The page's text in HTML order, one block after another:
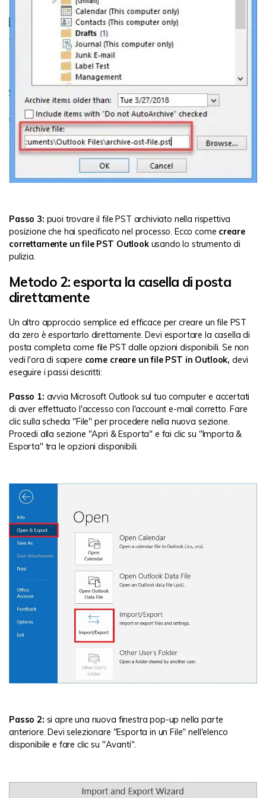
Passo 3: puoi trovare il file PST archiviato nella rispettiva
posizione che hai specificato nel processo. Ecco come creare
correttamente un file PST Outlookusando lo strumento di
pulizia.
Metodo 2: esporta la casella di posta
direttamente
Un altro approccio semplice ed efficace per creare un file PST
da zero è esportarlo direttamente. Devi esportare la casella di
posta completa come file PST dalle opzioni disponibili. Se non
vedi l'ora di sapere come creare un file PST in Outlook, devi
eseguire i passi descritti:
Passo 1: avvia Microsoft Outlook sul tuo computer e accertati
di aver effettuato l'accesso con l'account e-mail corretto. Fare
clic sulla scheda "File" per procedere nella nuova sezione.
Procedi alla sezione "Apri & Esporta" e fai clic su "Importa &
Esporta" tra le opzioni disponibili.
Passo 2: si apre una nuova finestra pop-up nella parte
anteriore. Devi selezionare "Esporta in un File" nell'elenco
disponibile e fare clic su "Avanti".